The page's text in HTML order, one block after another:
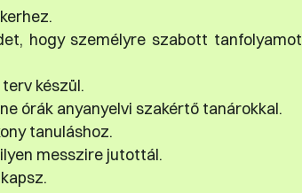
hogy személyre szabott tanfolyamot
készül.
órák anyanyelvi szakértő tanárokkal.
tanuláshoz.
messzire jutottál.